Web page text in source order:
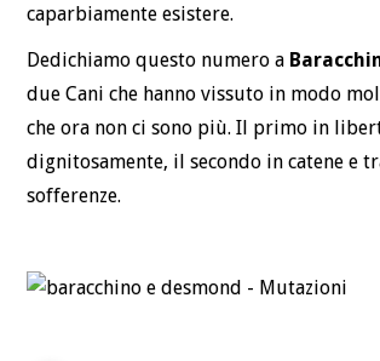
caparbiamente esistere.
Dedichiamo questo numero a
due Cani che hanno vissuto in modo
che ora non ci sono più. Il primo in
dignitosamente, il secondo in catene e
sofferenze.